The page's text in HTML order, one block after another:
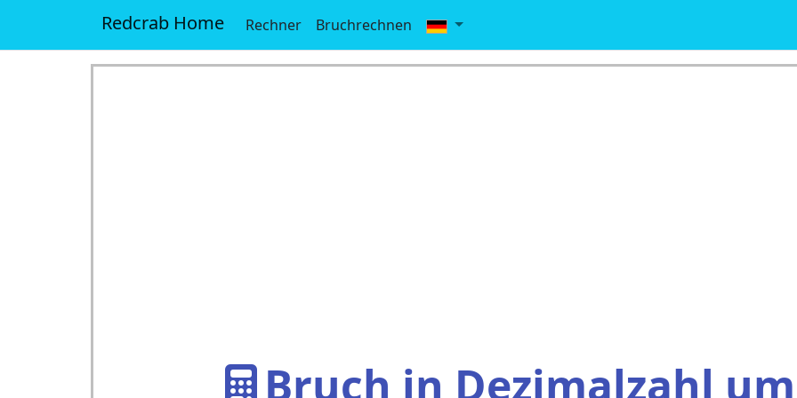
Redcrab Home Rechner Bruchrechnen
Bruch in Dezimalzahl